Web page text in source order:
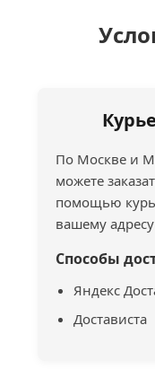
По Москве и
можете
помощью
вашему
Способы
Яндекс
Достависта